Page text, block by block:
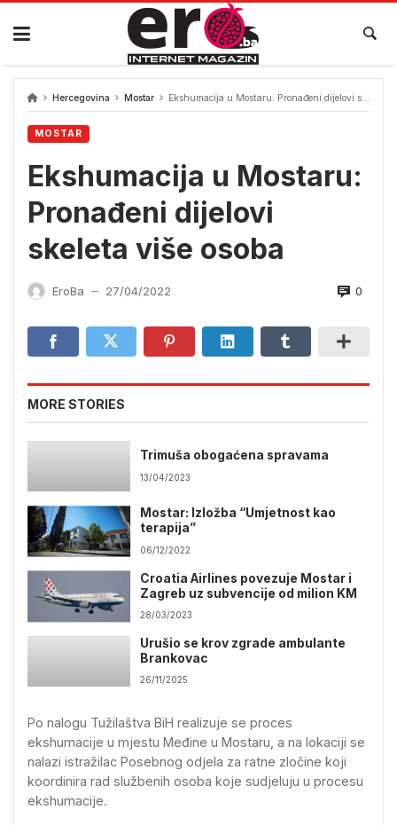
Skip
content
Hercegovina Mostar Ekshumacija u Mostaru: Pronađeni dijelovi skeleta više osoba
MOSTAR
Ekshumacija u Mostaru:
Pronađeni dijelovi
skeleta više osoba
EroBa — 27/04/2022 0
MORE STORIES
Trimuša obogaćena spravama
13/04/2023
Mostar: Izložba “Umjetnost kao
terapija”
06/12/2022
Croatia Airlines povezuje Mostar i
Zagreb uz subvencije od milion KM
28/03/2023
Urušio se krov zgrade ambulante
Brankovac
26/11/2025
Po nalogu Tužilaštva BiH realizuje se proces
ekshumacije u mjestu Međine u Mostaru, a na lokaciji se
nalazi istražilac Posebnog odjela za ratne zločine koji
koordinira rad službenih osoba koje sudjeluju u procesu
ekshumacije.